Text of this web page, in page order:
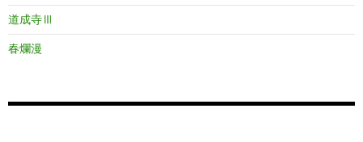
道成寺Ⅲ
春爛漫